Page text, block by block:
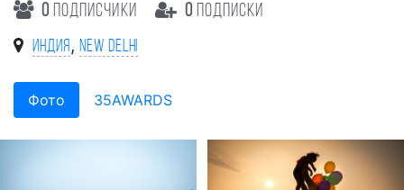
0 подписчики 0 подписки
Индия , New Delhi
Фото 35AWARDS